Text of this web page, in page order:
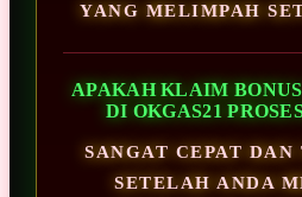
YANG MELIMPAH
APAKAH KLAIM
DI OKGAS21
SANGAT CEPAT DAN
SETELAH ANDA